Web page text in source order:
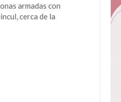
armadas con
cerca de la